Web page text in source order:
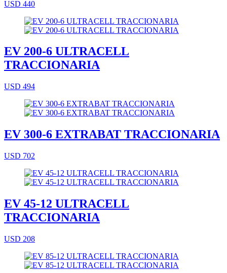
USD 440
EV 200-6 ULTRACELL
TRACCIONARIA
USD 494
EV 300-6 EXTRABAT TRACCIONARIA
USD 702
EV 45-12 ULTRACELL
TRACCIONARIA
USD 208